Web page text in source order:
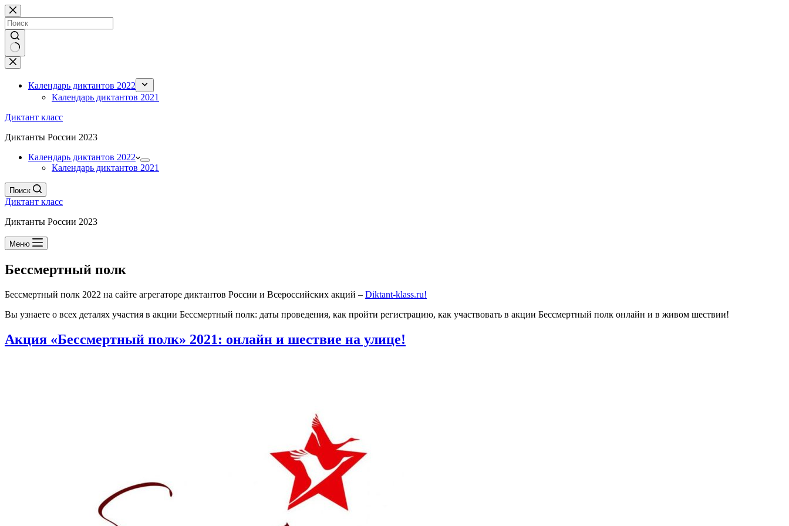
Перейти
к
сути
Ничего
не
найденоКалендарь диктантов 2022
Календарь диктантов 2021
Диктант класс
Диктанты России 2023
Календарь диктантов 2022
Календарь диктантов 2021
Поиск
Диктант класс
Диктанты России 2023
Меню
Бессмертный полк
Бессмертный полк 2022 на сайте агрегаторе диктантов России и Всероссийских акций – Diktant-klass.ru!
Вы узнаете о всех деталях участия в акции Бессмертный полк: даты проведения, как пройти регистрацию, как участвовать в акции Бессмертный полк онлайн и в живом шествии!
Акция «Бессмертный полк» 2021: онлайн и шествие на улице!